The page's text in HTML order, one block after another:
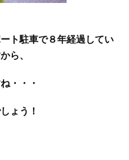
ト駐車で８年経過してい
ら、
ね・・・
ょう！